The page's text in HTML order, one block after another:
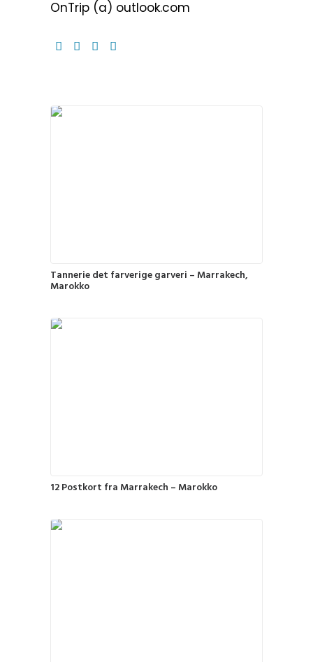
OnTrip (a) outlook.com
Tannerie det farverige garveri – Marrakech,
Marokko
12 Postkort fra Marrakech – Marokko